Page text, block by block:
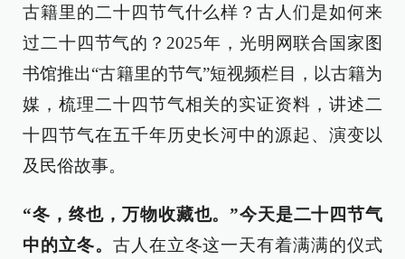
古籍里的二十四节气什么样？古人们是如何来
过二十四节气的？2025年，光明网联合国家图
书馆推出“古籍里的节气”短视频栏目，以古籍为
媒，梳理二十四节气相关的实证资料，讲述二
十四节气在五千年历史长河中的源起、演变以
及民俗故事。
“冬，终也，万物收藏也。”今天是二十四节气
中的立冬。 古人在立冬这一天有着满满的仪式